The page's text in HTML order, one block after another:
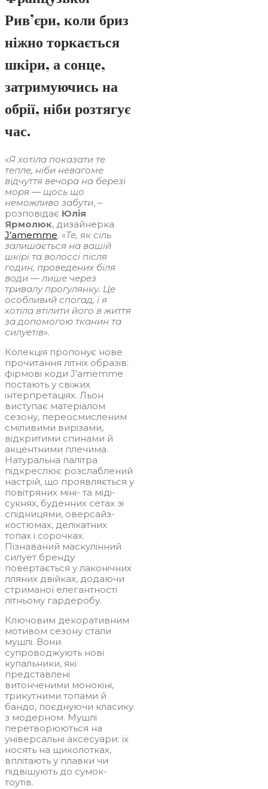
Рив’єри, коли бриз
ніжно торкається
шкіри, а сонце,
затримуючись на
обрії, ніби розтягує
час.
«Я хотіла показати те
тепле, ніби невагоме
відчуття вечора на березі
моря — щось що
неможливо забути, –
розповідає Юлія
Ярмолюк, дизайнерка
J’amemme. «Те, як сіль
залишається на вашій
шкірі та волоссі після
годин, проведених біля
води — лише через
тривалу прогулянку. Це
особливий спогад, і я
хотіла втілити його в життя
за допомогою тканин та
силуетів».
Колекція пропонує нове
прочитання літніх образів:
фірмові коди J’amemme
постають у свіжих
інтерпретаціях. Льон
виступає матеріалом
сезону, переосмисленим
сміливими вирізами,
відкритими спинами й
акцентними плечима.
Натуральна палітра
підкреслює розслаблений
настрій, що проявляється у
повітряних міні- та міді-
сукнях, буденних сетах зі
спідницями, оверсайз-
костюмах, делікатних
топах і сорочках.
Пізнаваний маскулінний
силует бренду
повертається у лаконічних
лляних двійках, додаючи
стриманої елегантності
літньому гардеробу.
Ключовим декоративним
мотивом сезону стали
мушлі. Вони
супроводжують нові
купальники, які
представлені
витонченими монокіні,
трикутними топами й
бандо, поєднуючи класику
з модерном. Мушлі
перетворюються на
універсальні аксесуари: їх
носять на щиколотках,
вплітають у плавки чи
підвішують до сумок-
тоутів.